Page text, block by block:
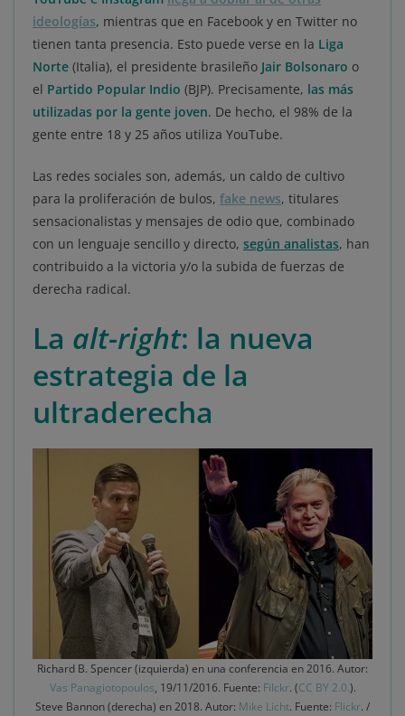
ideologías, mientras que en Facebook y en Twitter no
tienen tanta presencia. Esto puede verse en la Liga
Norte (Italia), el presidente brasileño Jair Bolsonaro o
el Partido Popular Indio (BJP). Precisamente, las más
utilizadas por la gente joven. De hecho, el 98% de la
gente entre 18 y 25 años utiliza YouTube.
Las redes sociales son, además, un caldo de cultivo
para la proliferación de bulos, fake news, titulares
sensacionalistas y mensajes de odio que, combinado
con un lenguaje sencillo y directo, según analistas, han
contribuido a la victoria y/o la subida de fuerzas de
derecha radical.
La alt-right: la nueva
estrategia de la
ultraderecha
Richard B. Spencer (izquierda) en una conferencia en 2016. Autor:
Vas Panagiotopoulos, 19/11/2016. Fuente: Filckr. (CC BY 2.0.).
Steve Bannon (derecha) en 2018. Autor: Mike Licht. Fuente: Flickr. /